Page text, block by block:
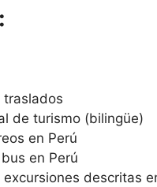
traslados
de turismo (bilingüe)
en Perú
en Perú
excursiones descritas